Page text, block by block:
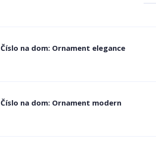
Číslo na dom: Ornament elegance
Číslo na dom: Ornament modern